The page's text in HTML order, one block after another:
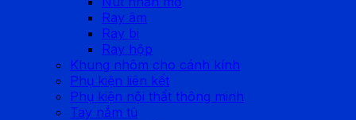
Ray âm
Ray bi
Ray hộp
Khung nhôm cho cánh kính
Phụ kiện liên kết
Phụ kiện nội thất thông minh
Tay nắm tủ